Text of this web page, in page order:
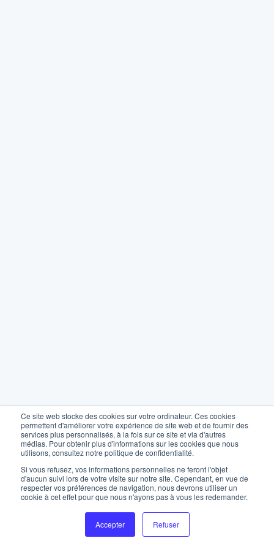
Ce site web stocke des cookies sur votre ordinateur. Ces cookies
permettent d'améliorer votre expérience de site web et de fournir des
services plus personnalisés, à la fois sur ce site et via d'autres
médias. Pour obtenir plus d'informations sur les cookies que nous
utilisons, consultez notre politique de confidentialité.
Si vous refusez, vos informations personnelles ne feront l'objet
d'aucun suivi lors de votre visite sur notre site. Cependant, en vue de
respecter vos préférences de navigation, nous devrons utiliser un
cookie à cet effet pour que nous n'ayons pas à vous les redemander.
Accepter Refuser